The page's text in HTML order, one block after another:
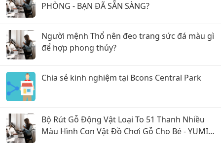
PHÒNG - BẠN ĐÃ SẴN SÀNG?
Người mệnh Thổ nên đeo trang sức đá màu gì
để hợp phong thủy?
Chia sẻ kinh nghiệm tại Bcons Central Park
Bộ Rút Gỗ Động Vật Loại To 51 Thanh Nhiều
Màu Hình Con Vật Đồ Chơi Gỗ Cho Bé - YUMI